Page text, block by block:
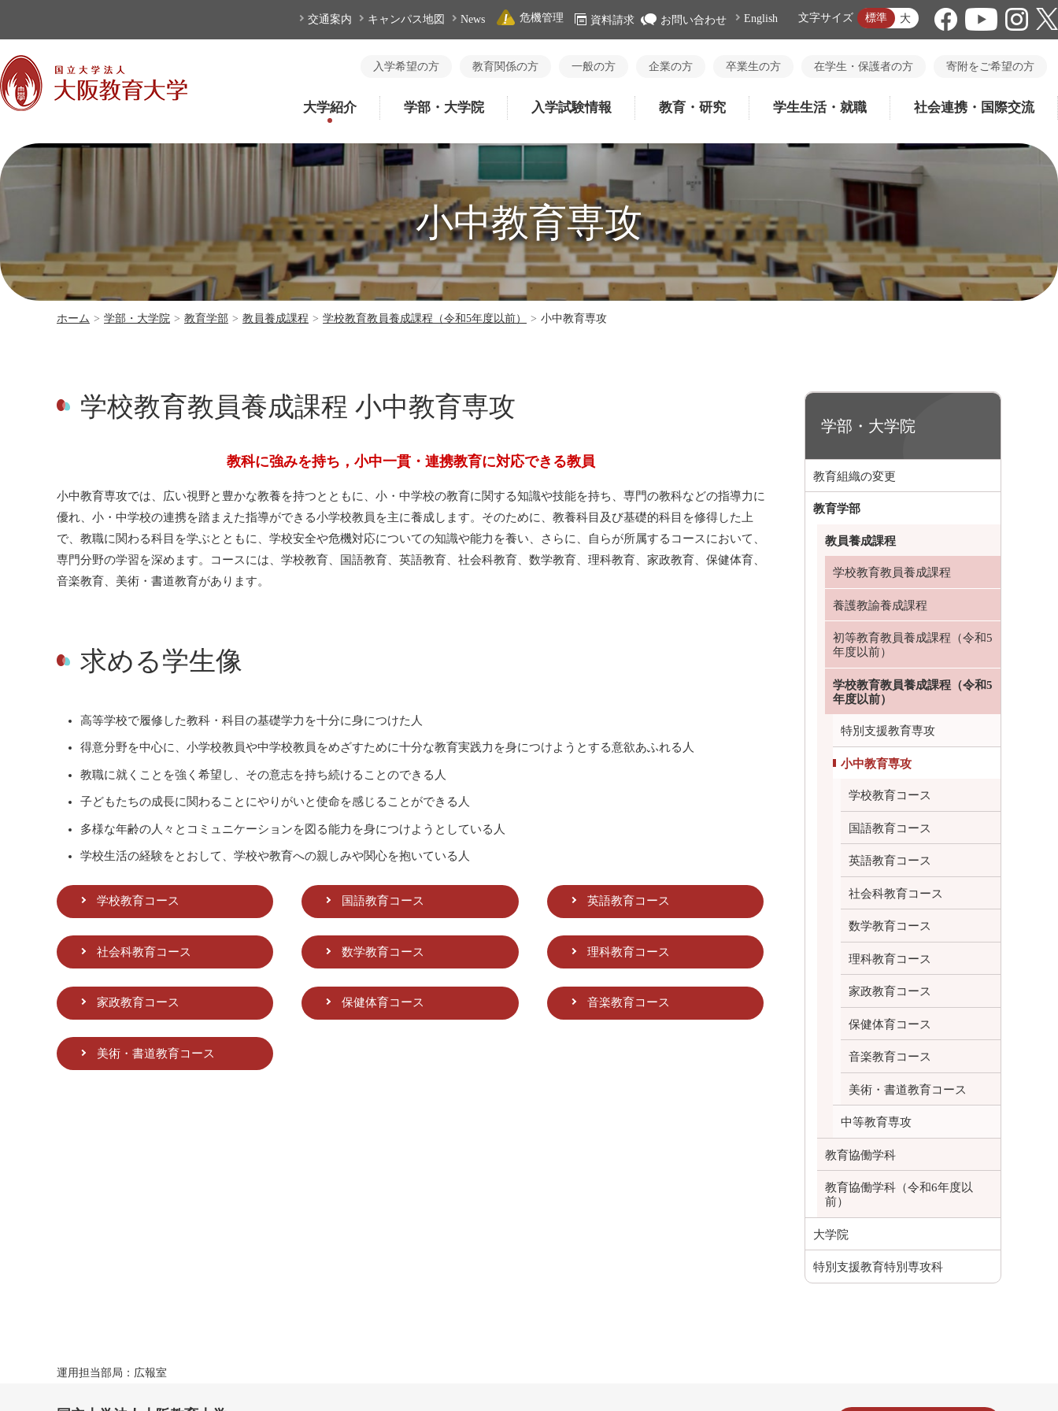
交通案内 キャンパス地図 News 危機管理 資料請求 お問い合わせ English 文字サイズ 標準 大
入学希望の方 教育関係の方 一般の方 企業の方 卒業生の方 在学生・保護者の方 寄附をご希望の方
大学紹介 学部・大学院 入学試験情報 教育・研究 学生生活・就職 社会連携・国際交流
小中教育専攻
ホーム > 学部・大学院 > 教育学部 > 教員養成課程 > 学校教育教員養成課程（令和5年度以前） > 小中教育専攻
学校教育教員養成課程 小中教育専攻
教科に強みを持ち，小中一貫・連携教育に対応できる教員
小中教育専攻では、広い視野と豊かな教養を持つとともに、小・中学校の教育に関する知識や技能を持ち、専門の教科などの指導力に
優れ、小・中学校の連携を踏まえた指導ができる小学校教員を主に養成します。そのために、教養科目及び基礎的科目を修得した上
で、教職に関わる科目を学ぶとともに、学校安全や危機対応についての知識や能力を養い、さらに、自らが所属するコースにおいて、
専門分野の学習を深めます。コースには、学校教育、国語教育、英語教育、社会科教育、数学教育、理科教育、家政教育、保健体育、
音楽教育、美術・書道教育があります。
求める学生像
高等学校で履修した教科・科目の基礎学力を十分に身につけた人
得意分野を中心に、小学校教員や中学校教員をめざすために十分な教育実践力を身につけようとする意欲あふれる人
教職に就くことを強く希望し、その意志を持ち続けることのできる人
子どもたちの成長に関わることにやりがいと使命を感じることができる人
多様な年齢の人々とコミュニケーションを図る能力を身につけようとしている人
学校生活の経験をとおして、学校や教育への親しみや関心を抱いている人
学校教育コース 国語教育コース 英語教育コース
社会科教育コース 数学教育コース 理科教育コース
家政教育コース 保健体育コース 音楽教育コース
美術・書道教育コース
学部・大学院
教育組織の変更
教育学部
教員養成課程
学校教育教員養成課程
養護教諭養成課程
初等教育教員養成課程（令和5
年度以前）
学校教育教員養成課程（令和5
年度以前）
特別支援教育専攻
小中教育専攻
学校教育コース
国語教育コース
英語教育コース
社会科教育コース
数学教育コース
理科教育コース
家政教育コース
保健体育コース
音楽教育コース
美術・書道教育コース
中等教育専攻
教育協働学科
教育協働学科（令和6年度以
前）
大学院
特別支援教育特別専攻科
運用担当部局：広報室